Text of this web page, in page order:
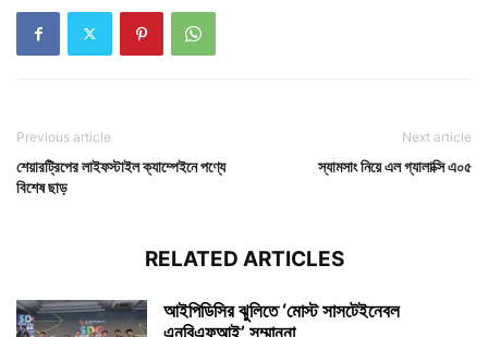
Previous article
শেয়ারট্রিপের লাইফস্টাইল ক্যাম্পেইনে পণ্যে
বিশেষ ছাড়
Next article
স্যামসাং নিয়ে এল গ্যালাক্সি এ০৫
RELATED ARTICLES
আইপিডিসির ঝুলিতে ‘মোস্ট সাসটেইনেবল
এনবিএফআই’ সম্মাননা